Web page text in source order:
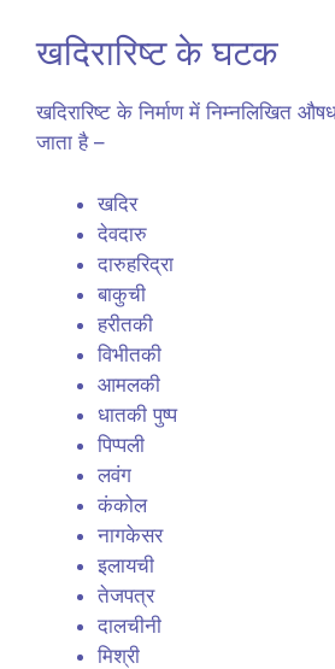
खदिरारिष्ट के घटक
खदिरारिष्ट के निर्माण में निम्नलिखित
जाता है –
खदिर
देवदारु
दारुहरिद्रा
बाकुची
हरीतकी
विभीतकी
आमलकी
धातकी पुष्प
पिप्पली
लवंग
कंकोल
नागकेसर
इलायची
तेजपत्र
दालचीनी
मिश्री